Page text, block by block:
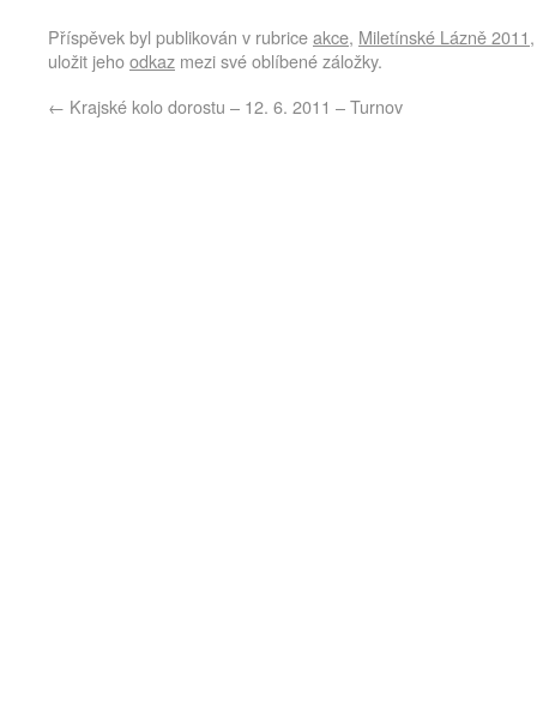
Příspěvek byl publikován v rubriceakce, Miletínské Lázně 2011
uložit jehoodkaz mezi své oblíbené záložky.
← Krajské kolo dorostu – 12. 6. 2011 – Turnov